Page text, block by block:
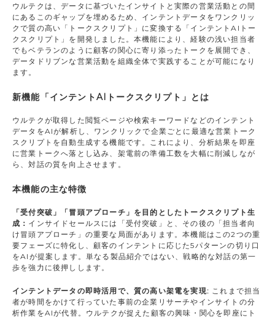
ウルテクは、データに基づいたインサイトと実際の営業活動との間
にあるこのギャップを埋めるため、インテントデータをワンクリッ
クで質の高い「トークスクリプト」に変換する「インテントAIトー
クスクリプト」を開発しました。本機能により、経験の浅い担当者
でもベテランのように顧客の関心に寄り添ったトークを展開でき、
データドリブンな営業活動を組織全体で実践することが可能になり
ます。
新機能「インテントAIトークスクリプト」とは
ウルテクが取得した閲覧ページや検索キーワードなどのインテント
データをAIが解析し、ワンクリックで企業ごとに最適な営業トーク
スクリプトを自動生成する機能です。これにより、分析結果を即座
に営業トークへ落とし込み、架電前の準備工数を大幅に削減しなが
ら、対話の質を向上させます。
本機能の主な特徴
「受付突破」「冒頭アプローチ」を目的としたトークスクリプト生
成： インサイドセールスには「受付突破」と、その後の「担当者向
け冒頭アプローチ」の重要な局面があります。本機能はこの2つの重
要フェーズに特化し、顧客のインテントに応じた5パターンの切り口
をAIが提案します。単なる製品紹介ではない、戦略的な対話の第一
歩を強力に後押しします。
インテントデータの即時活用で、質の高い架電を実現: これまで担当
者が時間をかけて行っていた事前の企業リサーチやインサイトの分
析作業をAIが代替。ウルテクが捉えた顧客の興味・関心を即座にト